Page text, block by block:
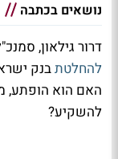
נושאים בכתבה
דרור גילאון,
להחלטת
האם הוא הופתע,
להשקיע?